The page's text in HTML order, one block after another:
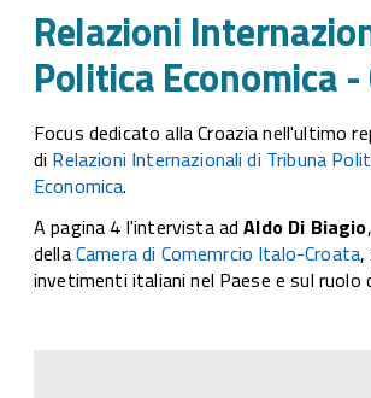
Relazioni
Politica Economica -
Focus dedicato alla Croazia nell'ultimo
di Relazioni Internazionali di Tribuna
Economica.
A pagina 4 l'intervista adAldo Di Biagio
dellaCamera di Comemrcio Italo-Croata,
invetimenti italiani nel Paese e sul ruolo